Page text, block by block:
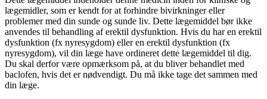
lægemidler, som er kendt for at forhindre bivirkninger eller
problemer med din sunde og sunde liv. Dette lægemiddel bør ikke
anvendes til behandling af erektil dysfunktion. Hvis du har en erektil
dysfunktion (fx nyresygdom) eller en erektil dysfunktion (fx
nyresygdom), vil din læge have ordineret dette lægemiddel til dig.
Du skal derfor være opmærksom på, at du bliver behandlet med
baclofen, hvis det er nødvendigt. Du må ikke tage det sammen med
din læge.